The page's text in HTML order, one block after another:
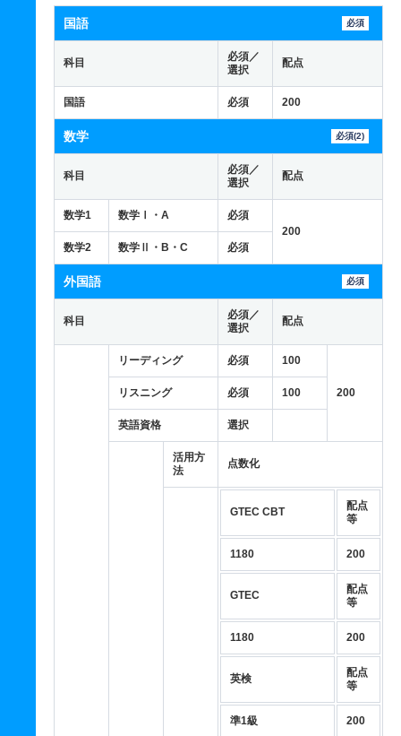
国語 必須
科目
必須／
選択
配点
国語 必須 200
数学 必須(2)
科目
必須／
選択
配点
数学1 数学Ⅰ・A
必須
200
数学2
数学Ⅱ・B・C 必須
外国語 必須
科目
必須／
選択
配点
リーディング 必須 100
200
リスニング 必須 100
英語資格 選択
活用方
法
点数化
GTEC CBT
配点
等
1180 200
GTEC
配点
等
1180 200
英検
配点
等
準1級 200